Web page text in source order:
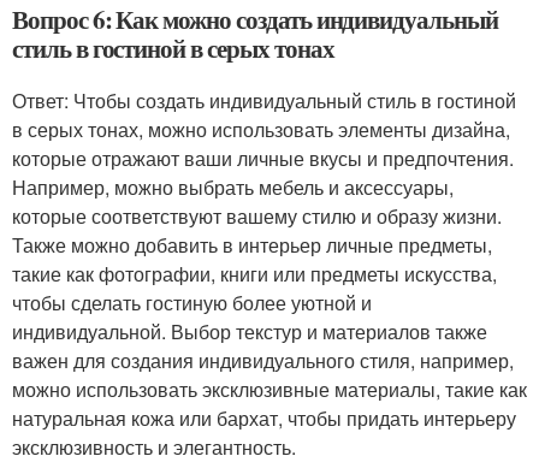
Вопрос 6: Как можно создать индивидуальный
стиль в гостиной в серых тонах
Ответ: Чтобы создать индивидуальный стиль в гостиной
в серых тонах, можно использовать элементы дизайна,
которые отражают ваши личные вкусы и предпочтения.
Например, можно выбрать мебель и аксессуары,
которые соответствуют вашему стилю и образу жизни.
Также можно добавить в интерьер личные предметы,
такие как фотографии, книги или предметы искусства,
чтобы сделать гостиную более уютной и
индивидуальной. Выбор текстур и материалов также
важен для создания индивидуального стиля, например,
можно использовать эксклюзивные материалы, такие как
натуральная кожа или бархат, чтобы придать интерьеру
эксклюзивность и элегантность.